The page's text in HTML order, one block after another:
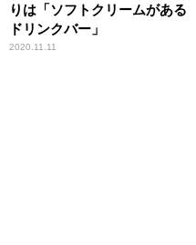
りは「ソフトクリームがある
ドリンクバー」
2020.11.11